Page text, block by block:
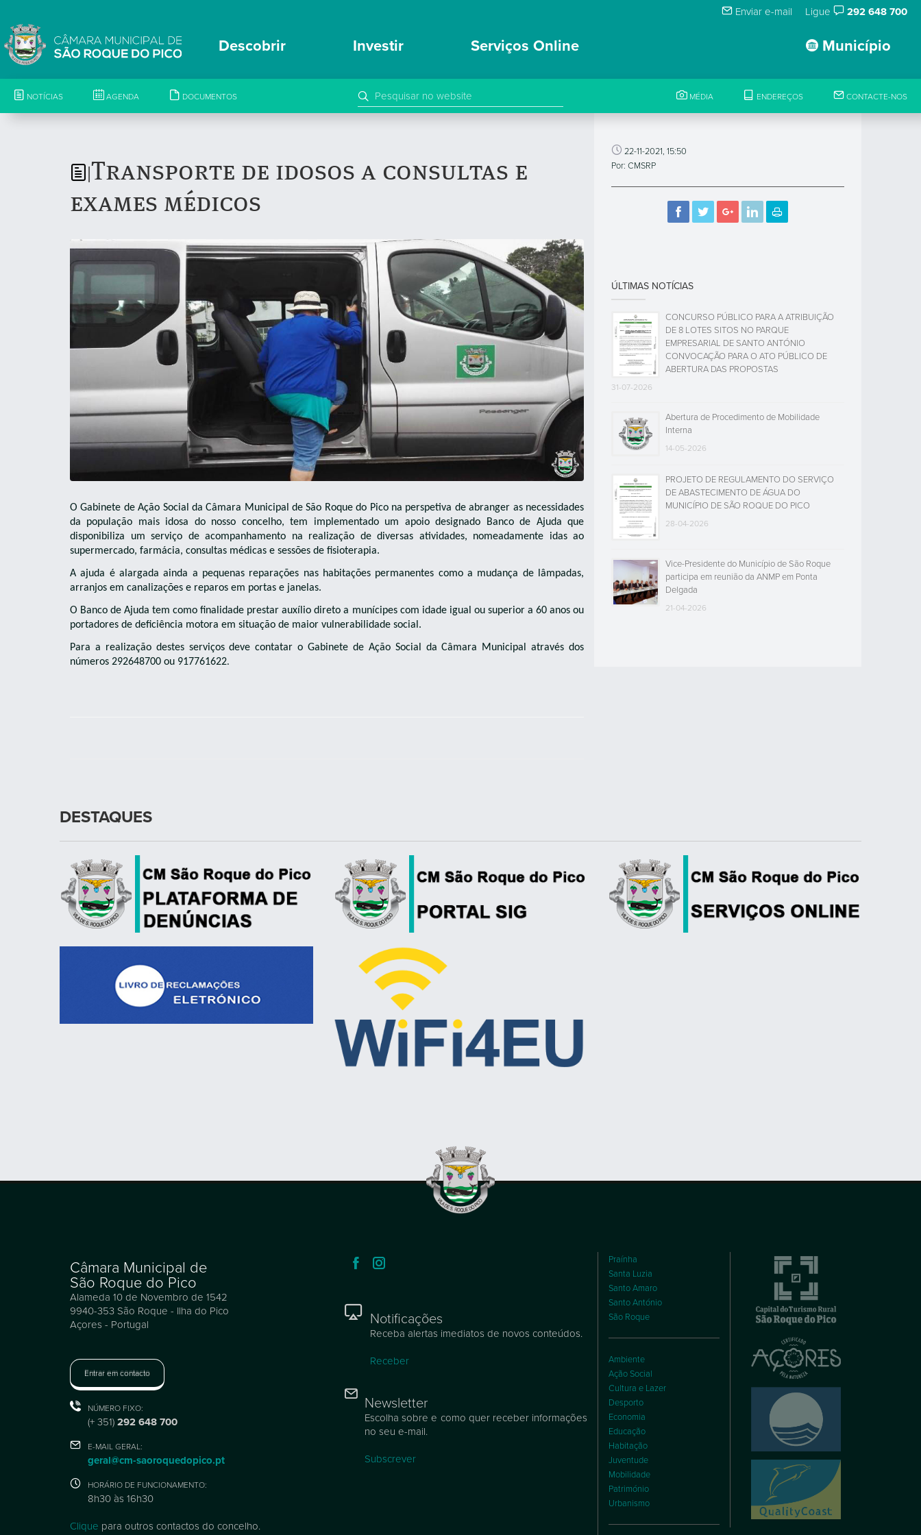
Enviar e-mail Ligue 292 648 700
Município
Descobrir Investir Serviços Online
NOTÍCIAS AGENDA DOCUMENTOS MÉDIA ENDEREÇOS CONTACTE-NOS
Transporte de idosos a consultas e
exames médicos
O Gabinete de Ação Social da Câmara Municipal de São Roque do Pico na perspetiva de abranger as necessidades
da população mais idosa do nosso concelho, tem implementado um apoio designado Banco de Ajuda que
disponibiliza um serviço de acompanhamento na realização de diversas atividades, nomeadamente idas ao
supermercado, farmácia, consultas médicas e sessões de fisioterapia.
A ajuda é alargada ainda a pequenas reparações nas habitações permanentes como a mudança de lâmpadas,
arranjos em canalizações e reparos em portas e janelas.
O Banco de Ajuda tem como finalidade prestar auxílio direto a munícipes com idade igual ou superior a 60 anos ou
portadores de deficiência motora em situação de maior vulnerabilidade social.
Para a realização destes serviços deve contatar o Gabinete de Ação Social da Câmara Municipal através dos
números 292648700 ou 917761622.
22-11-2021, 15:50
Por: CMSRP
ÚLTIMAS NOTÍCIAS
CONCURSO PÚBLICO PARA A ATRIBUIÇÃO
DE 8 LOTES SITOS NO PARQUE
EMPRESARIAL DE SANTO ANTÓNIO
CONVOCAÇÃO PARA O ATO PÚBLICO DE
ABERTURA DAS PROPOSTAS
31-07-2026
Abertura de Procedimento de Mobilidade
Interna
14-05-2026
PROJETO DE REGULAMENTO DO SERVIÇO
DE ABASTECIMENTO DE ÁGUA DO
MUNICÍPIO DE SÃO ROQUE DO PICO
28-04-2026
Vice-Presidente do Município de São Roque
participa em reunião da ANMP em Ponta
Delgada
21-04-2026
DESTAQUES
Câmara Municipal de
São Roque do Pico
Alameda 10 de Novembro de 1542
9940-353 São Roque - Ilha do Pico
Açores - Portugal
Entrar em contacto
NÚMERO FIXO:
(+ 351) 292 648 700
E-MAIL GERAL:
geral@cm-saoroquedopico.pt
HORÁRIO DE FUNCIONAMENTO:
8h30 às 16h30
Clique para outros contactos do concelho.
Notificações
Receba alertas imediatos de novos conteúdos.
Receber
Newsletter
Escolha sobre e como quer receber informações
no seu e-mail.
Subscrever
Praínha
Santa Luzia
Santo Amaro
Santo António
São Roque
Ambiente
Ação Social
Cultura e Lazer
Desporto
Economia
Educação
Habitação
Juventude
Mobilidade
Património
Urbanismo